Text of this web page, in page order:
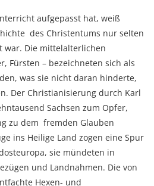
aufgepasst hat, weiß
des Christentums nur selten
war. Die mittelalterlichen
Fürsten – bezeichneten sich als
was sie nicht daran hinderte,
Der Christianisierung durch Karl
Sachsen zum Opfer,
zu dem fremden Glauben
ins Heilige Land zogen eine Spur
sie mündeten in
und Landnahmen. Die von
Hexen- und